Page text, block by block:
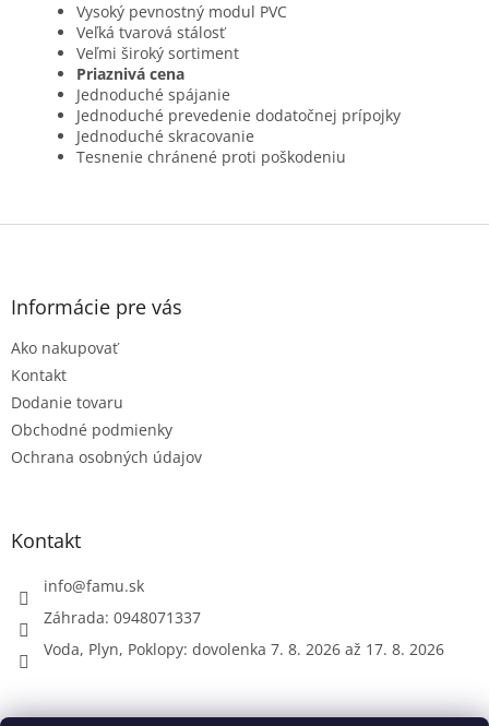
Vysoký pevnostný modul PVC
Veľká tvarová stálosť
Veľmi široký sortiment
Priaznivá cena
Jednoduché spájanie
Jednoduché prevedenie dodatočnej prípojky
Jednoduché skracovanie
Tesnenie chránené proti poškodeniu
Z
Informácie pre vás
Ako nakupovať
Kontakt
Dodanie tovaru
Obchodné podmienky
Ochrana osobných údajov
Kontakt
info@famu.sk
Záhrada: 0948071337
Voda, Plyn, Poklopy: dovolenka 7. 8. 2026 až 17. 8. 2026